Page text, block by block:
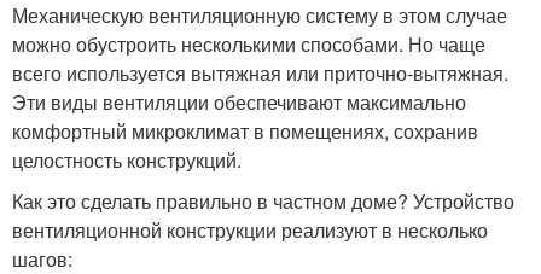
Механическую вентиляционную систему в этом случае
можно обустроить несколькими способами. Но чаще
всего используется вытяжная или приточно-вытяжная.
Эти виды вентиляции обеспечивают максимально
комфортный микроклимат в помещениях, сохранив
целостность конструкций.
Как это сделать правильно в частном доме? Устройство
вентиляционной конструкции реализуют в несколько
шагов: